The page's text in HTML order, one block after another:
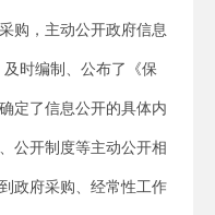
购，主动公开政府信息
时编制、公布了《保
定了信息公开的具体内
公开制度等主动公开相
政府采购、经常性工作